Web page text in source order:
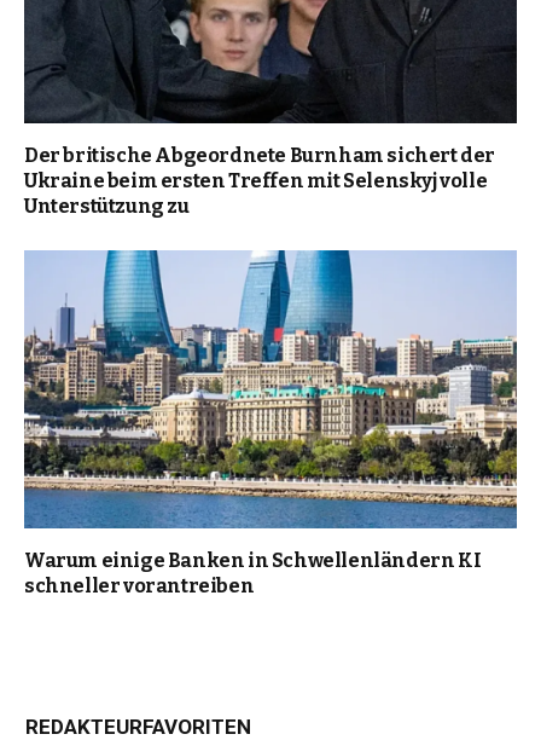
Der britische Abgeordnete Burnham sichert der
Ukraine beim ersten Treffen mit Selenskyj volle
Unterstützung zu
Warum einige Banken in Schwellenländern KI
schneller vorantreiben
REDAKTEURFAVORITEN